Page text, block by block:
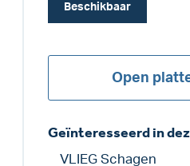
Beschikbaar
Open
Geïnteresseerd in
VLIEG Schagen